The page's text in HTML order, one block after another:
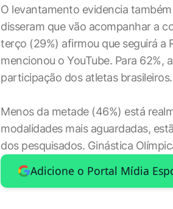
O levantamento evidencia
disseram que vão acompanhar a
terço (29%) afirmou que seguirá a
mencionou o YouTube. Para 62%,
participação dos atletas brasileiros.
Menos da metade (46%) está
modalidades mais aguardadas,
dos pesquisados. Ginástica
Adicione o Portal Mídia